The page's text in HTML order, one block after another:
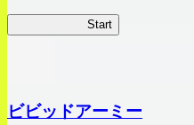
Start
ビビッドアーミー